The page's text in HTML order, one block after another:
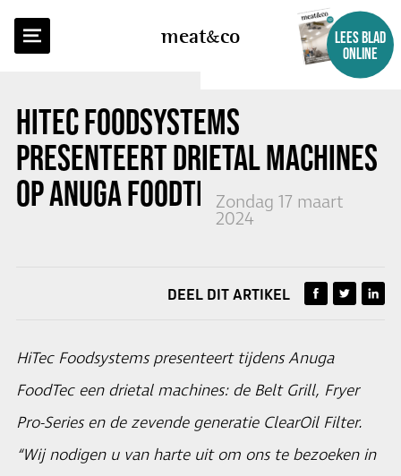
meatco
LEES BLAD
ONLINE
HITEC FOODSYSTEMS
PRESENTEERT DRIETAL MACHINES
OP ANUGA FOODTECZondag 17 maart
2024
TERUG NAAR OVERZICHT
DEEL DIT ARTIKEL
HiTec Foodsystems presenteert tijdens Anuga
FoodTec een drietal machines: de Belt Grill, Fryer
Pro-Series en de zevende generatie ClearOil Filter.
“Wij nodigen u van harte uit om ons te bezoeken in